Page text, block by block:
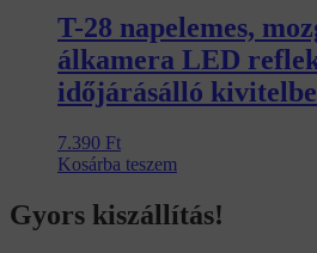
T-28 napelemes,
álkamera LED
időjárásálló
7.390 Ft
Kosárba teszem
Gyors kiszállítás!